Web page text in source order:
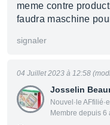
meme contre
faudra maschine
signaler
Josselin
Nouvel·le AFfilié·e
Membre depuis 6
04 Juillet 2023 à 12:58